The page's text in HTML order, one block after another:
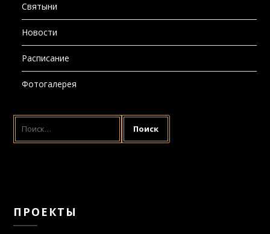
Святыни
Новости
Расписание
Фотогалерея
НАЙТИ:
ПРОЕКТЫ